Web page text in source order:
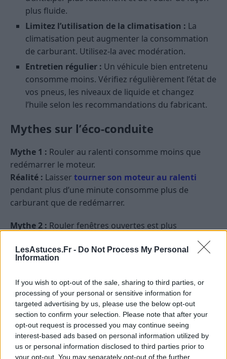
LesAstuces.Fr - Do Not Process My Personal
Information
If you wish to opt-out of the sale, sharing to third parties, or
processing of your personal or sensitive information for
targeted advertising by us, please use the below opt-out
section to confirm your selection. Please note that after your
opt-out request is processed you may continue seeing
interest-based ads based on personal information utilized by
us or personal information disclosed to third parties prior to
your opt-out. You may separately opt-out of the further
plus fluide.
Limitez l’utilisation de la climatisation : La
climatisation peut augmenter la consommation
de carburant. Utilisez-la avec modération.
Entretien régulier : Un véhicule bien entretenu
consomme moins. Vérifiez régulièrement l’état de
vos pneus, les niveaux de liquide et changez
l’huile selon les recommandations du fabricant.
Mythes sur l’éco-conduite
Mythe 1 : Rouler au ralenti consomme moins que
redémarrer le moteur.
Réalité : Laisser tourner son moteur au ralenti
pendant plus d’une minute consomme plus de
carburant que de redémarrer.
Mythe 2 : Rouler fenêtres ouvertes est plus
Réalité :À haute vitesse, les fenêtres ouvertes créent
une résistance qui peut augmenter la consommation.
modérément.
Conclusion
L’éco-conduite n’est pas qu’une tendance ; c’est une
nécessité dans notre monde moderne. Adopter l’éco-